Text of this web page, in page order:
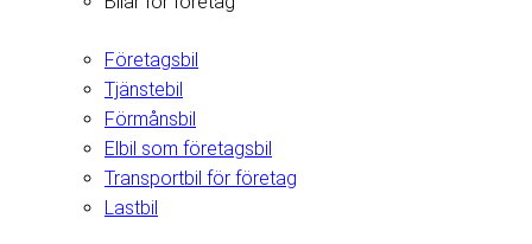
Företagsbil
Tjänstebil
Förmånsbil
Elbil som företagsbil
Transportbil för företag
Lastbil